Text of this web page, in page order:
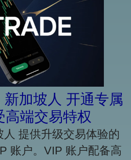
加坡人 开通专属
端交易特权
人 提供升级交易体验的
账户。VIP 账户配备高